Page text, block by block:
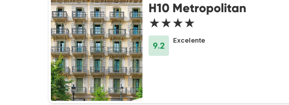
H10 Metropolitan
★★★★
9.2
Excelente